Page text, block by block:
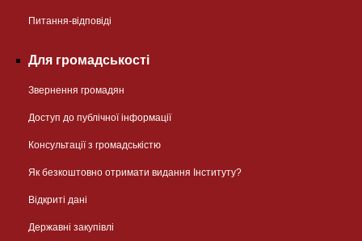
Питання-відповіді
Для громадськості
Звернення громадян
Доступ до публічної інформації
Консультації з громадськістю
Як безкоштовно отримати видання Інституту?
Відкриті дані
Державні закупівлі